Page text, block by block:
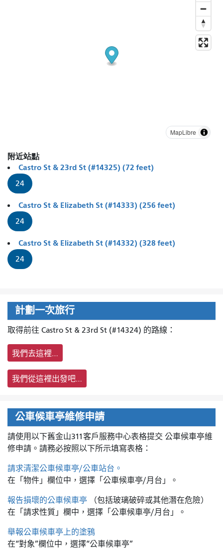
MapLibre
附近站點
Castro St & 23rd St (#14325) (72 feet)
24
Castro St & Elizabeth St (#14333) (256 feet)
24
Castro St & Elizabeth St (#14332) (328 feet)
24
計劃一次旅行
取得前往 Castro St & 23rd St (#14324) 的路線：
我們去這裡…
我們從這裡出發吧…
公車候車亭維修申請
請使用以下舊金山311客戶服務中心表格提交 公車候車亭維
修申請。請務必按照以下所示填寫表格：
請求清潔公車候車亭/公車站台。
在「物件」欄位中，選擇「公車候車亭/月台」。
報告損壞的公車候車亭 （包括玻璃破碎或其他潛在危險）
在「請求性質」欄中，選擇「公車候車亭/月台」。
舉報公車候車亭上的塗鴉
在“對象”欄位中，選擇“公車候車亭”